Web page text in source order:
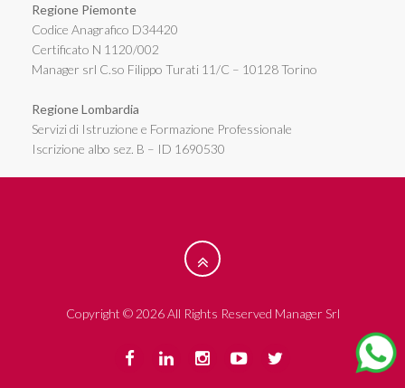
Regione Piemonte
Codice Anagrafico D34420
Certificato N 1120/002
Manager srl C.so Filippo Turati 11/C – 10128 Torino
Regione Lombardia
Servizi di Istruzione e Formazione Professionale
Iscrizione albo sez. B – ID 1690530
Copyright © 2026 All Rights Reserved Manager Srl